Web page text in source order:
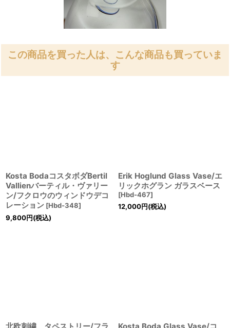
この商品を買った人は、こんな商品も買っていま
す
Kosta BodaコスタボダBertil
Vallienバーティル・ヴァリー
ン/フクロウのウィンドウデコ
レーション [Hbd-348]
9,800円(税込)
Erik Hoglund Glass Vase/エ
リックホグラン ガラスベース
[Hbd-467]
12,000円(税込)